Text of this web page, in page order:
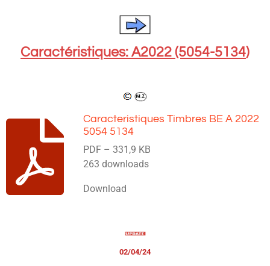
Caractéristiques: A2022 (5054-5134)
Caracteristiques Timbres BE A 2022
5054 5134
PDF – 331,9 KB
263 downloads
Download
02/04/24